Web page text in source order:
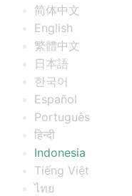
简体中文
English
繁體中文
日本語
한국어
Español
Português
हिन्दी
Indonesia
Tiếng Việt
ไทย